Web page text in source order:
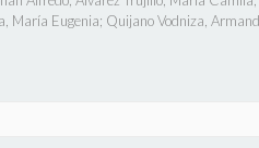
María Eugenia; Quijano Vodniza,